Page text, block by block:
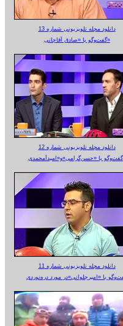
دانلود مجله تلویزیونی شماره 13
گفت‌وگو با «صادق آقاجانی»
دانلود مجله تلویزیونی شماره 12
دانلود مجله تلویزیونی شماره 11
با «امیرجلوانی»در مورد دره‌نوردی